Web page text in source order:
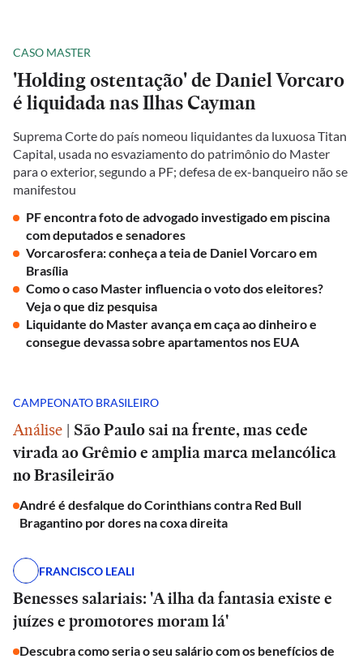
CASO MASTER
'Holding ostentação' de Daniel Vorcaro
é liquidada nas Ilhas Cayman
Suprema Corte do país nomeou liquidantes da luxuosa Titan
Capital, usada no esvaziamento do patrimônio do Master
para o exterior, segundo a PF; defesa de ex-banqueiro não se
manifestou
PF encontra foto de advogado investigado em piscina
com deputados e senadores
Vorcarosfera: conheça a teia de Daniel Vorcaro em
Brasília
Como o caso Master influencia o voto dos eleitores?
Veja o que diz pesquisa
Liquidante do Master avança em caça ao dinheiro e
consegue devassa sobre apartamentos nos EUA
CAMPEONATO BRASILEIRO
Análise | São Paulo sai na frente, mas cede
virada ao Grêmio e amplia marca melancólica
no Brasileirão
André é desfalque do Corinthians contra Red Bull
Bragantino por dores na coxa direita
FRANCISCO LEALI
Benesses salariais: 'A ilha da fantasia existe e
juízes e promotores moram lá'
Descubra como seria o seu salário com os benefícios de